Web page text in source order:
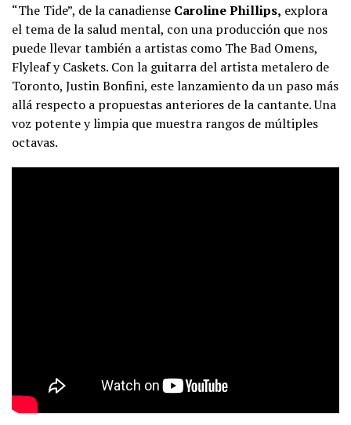
“The Tide”, de la canadiense Caroline Phillips, explora
el tema de la salud mental, con una producción que nos
puede llevar también a artistas como The Bad Omens,
Flyleaf y Caskets. Con la guitarra del artista metalero de
Toronto, Justin Bonfini, este lanzamiento da un paso más
allá respecto a propuestas anteriores de la cantante. Una
voz potente y limpia que muestra rangos de múltiples
octavas.